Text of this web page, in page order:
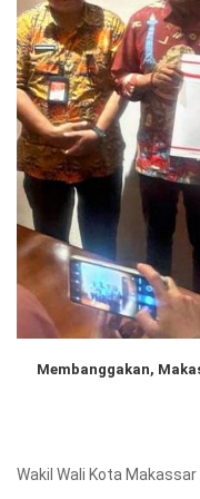
Membanggakan,
Wakil Wali Kota